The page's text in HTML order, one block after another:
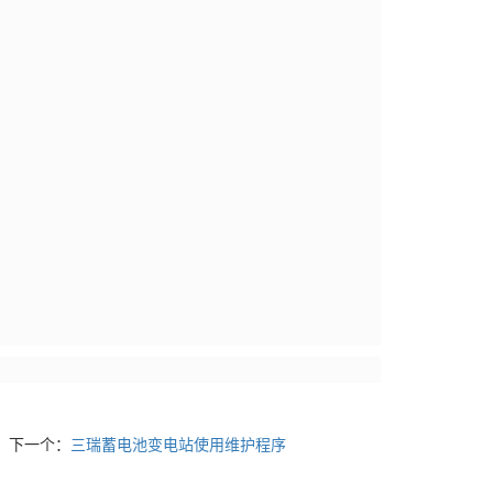
下一个： 三瑞蓄电池变电站使用维护程序